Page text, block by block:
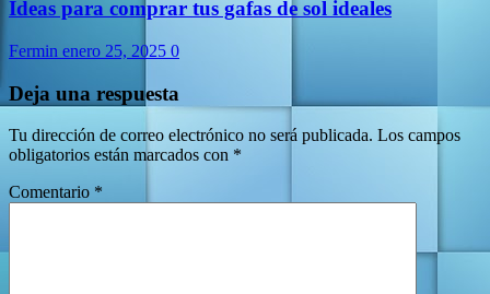
Ideas para comprar tus gafas de sol ideales
Fermin enero 25, 2025 0
Deja una respuesta
Tu dirección de correo electrónico no será publicada. Los campos
obligatorios están marcados con *
Comentario *